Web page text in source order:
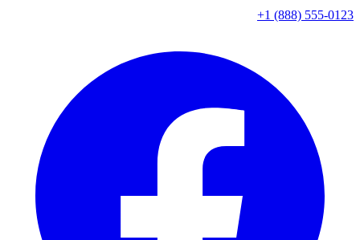
+1 (888) 555-0123